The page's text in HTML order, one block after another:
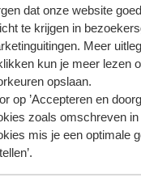
dat onze website
te krijgen in
Meer
kun je meer lezen
opslaan.
op ’Accepteren en
zoals omschreven in
mis je een optimale
en
kwaliteit van de